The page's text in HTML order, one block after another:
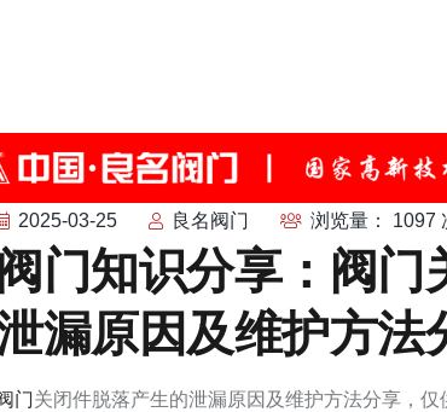
2025-03-25 良名阀门 浏览量： 1097
阀门知识分享：阀门
漏原因及维护方法
门关闭件脱落产生的泄漏原因及维护方法分享，仅